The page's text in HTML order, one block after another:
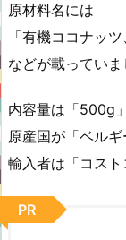
原材料名には
「有機ココナッ
などが載っていま
内容量は「500g」
原産国が「ベルギ
輸入者は「コスト
PR